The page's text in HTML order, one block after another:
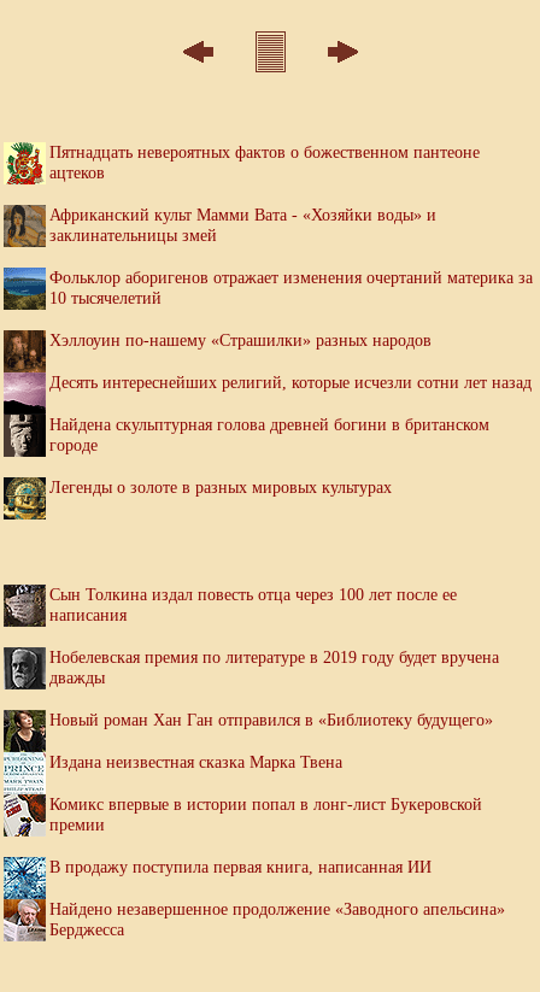
Пятнадцать невероятных фактов о божественном пантеоне
ацтеков
Африканский культ Мамми Вата - «Хозяйки воды» и
заклинательницы змей
Фольклор аборигенов отражает изменения очертаний материка за
10 тысячелетий
Хэллоуин по-нашему «Страшилки» разных народов
Десять интереснейших религий, которые исчезли сотни лет назад
Найдена скульптурная голова древней богини в британском
городе
Легенды о золоте в разных мировых культурах
Сын Толкина издал повесть отца через 100 лет после ее
написания
Нобелевская премия по литературе в 2019 году будет вручена
дважды
Новый роман Хан Ган отправился в «Библиотеку будущего»
Издана неизвестная сказка Марка Твена
Комикс впервые в истории попал в лонг-лист Букеровской
премии
В продажу поступила первая книга, написанная ИИ
Найдено незавершенное продолжение «Заводного апельсина»
Берджесса